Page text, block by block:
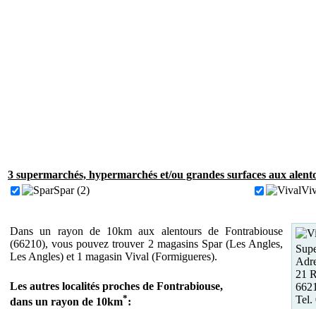
3 supermarchés, hypermarchés et/ou grandes surfaces aux
Spar (2)
Dans un rayon de 10km aux alentours de Fontrabiouse
(66210), vous pouvez trouver 2 magasins Spar (Les Angles,
Les Angles) et 1 magasin Vival (Formigueres).
Les autres localités proches de Fontrabiouse,
dans un rayon de 10km*:
21
Tel.